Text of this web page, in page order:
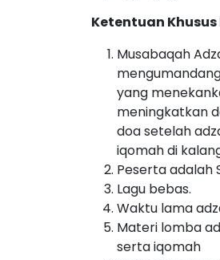
Ketentuan
Musabaqah
yang
meningkatkan
doa setelah
iqomah di
Peserta adalah
Lagu bebas.
Waktu lama
Materi lomba
serta iqomah